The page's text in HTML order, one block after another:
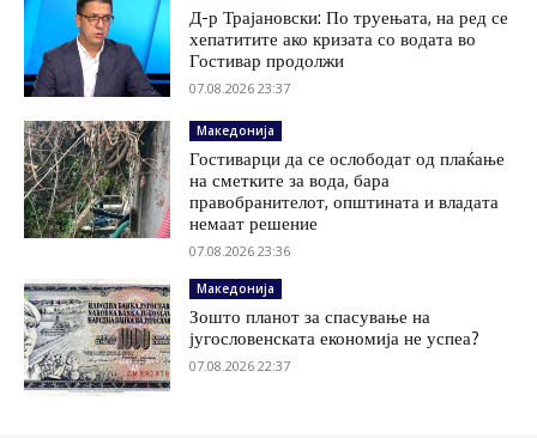
Д-р Трајановски: По труењата, на ред се
хепатитите ако кризата со водата во
Гостивар продолжи
07.08.2026 23:37
Македонија
Гостиварци да се ослободат од плаќање
на сметките за вода, бара
правобранителот, општината и владата
немаат решение
07.08.2026 23:36
Македонија
Зошто планот за спасување на
југословенската економија не успеа?
07.08.2026 22:37